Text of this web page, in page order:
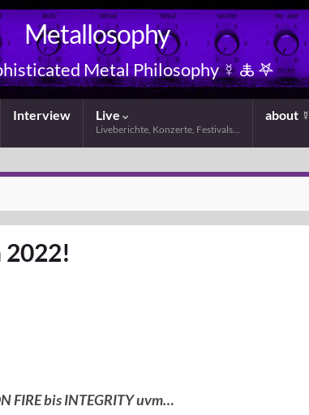
Metallosophy
Metal Philosophy ☿ 🜏 𖤐
Interview Live
Liveberichte, Konzerte, Festivals…
about ☿
2022!
FIRE bis INTEGRITY uvm…